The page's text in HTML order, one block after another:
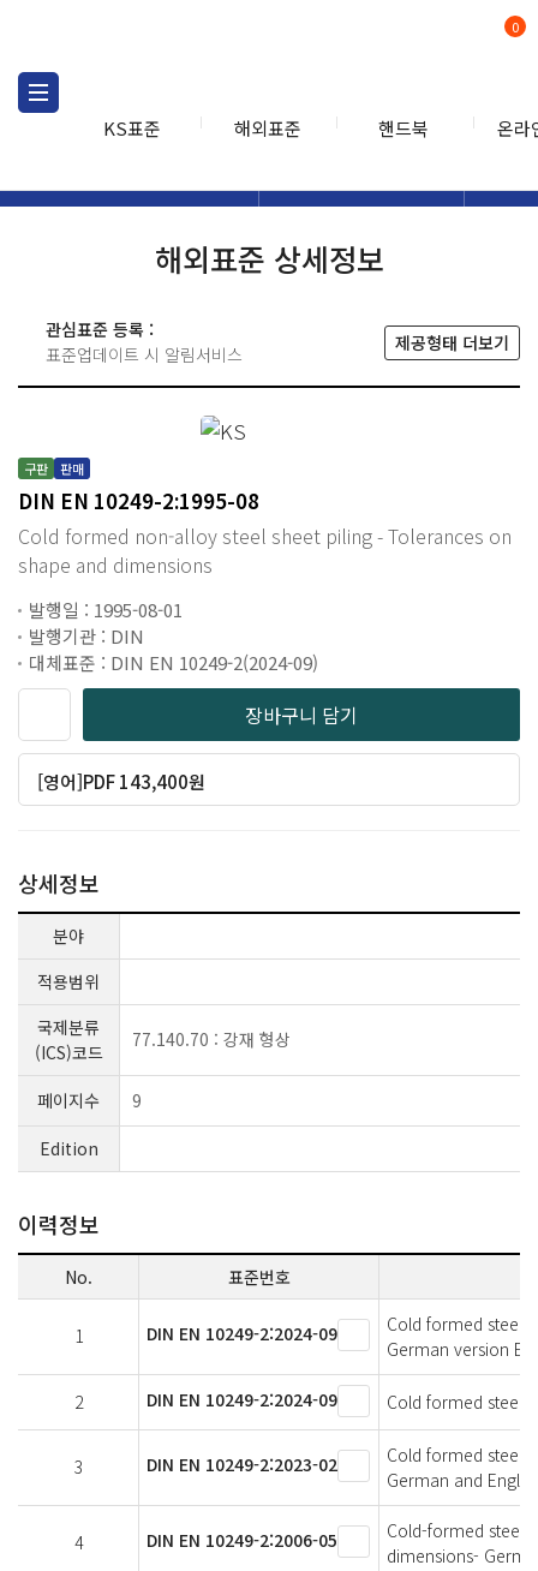
KS표준 해외표준 핸드북 온라
0
해외표준 상세정보
관심표준 등록 :
표준업데이트 시 알림서비스
제공형태 더보기
구판 판매
DIN EN 10249-2:1995-08
Cold formed non-alloy steel sheet piling - Tolerances on
shape and dimensions
발행일 : 1995-08-01
발행기관 : DIN
대체표준 : DIN EN 10249-2(2024-09)
장바구니 담기
[영어]PDF 143,400원
상세정보
분야
적용범위
국제분류
(ICS)코드
77.140.70 : 강재 형상
페이지수
9
Edition
이력정보
No. 표준번호
1 DIN EN 10249-2:2024-09
Cold formed steel
German version EN
2 DIN EN 10249-2:2024-09 Cold formed steel
3 DIN EN 10249-2:2023-02
Cold formed steel
German and
4 DIN EN 10249-2:2006-05
Cold-formed steel
dimensions-